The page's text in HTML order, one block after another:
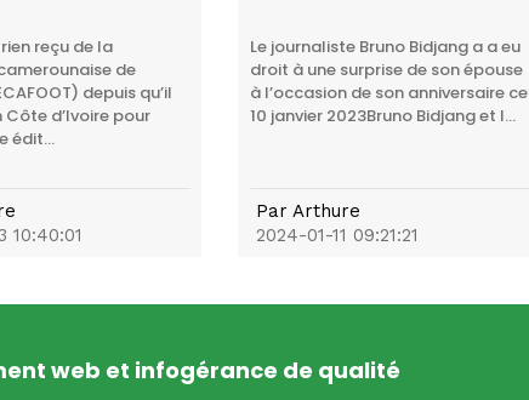
reçu de la
de
depuis qu’il
Côte d’Ivoire pour
édit...
10:40:01
Le journaliste Bruno Bidjang a a eu
droit à une surprise de son épouse
à l’occasion de son anniversaire ce
10 janvier 2023Bruno Bidjang et I...
ParArthure
2024-01-11 09:21:21
web et infogérance de qualité